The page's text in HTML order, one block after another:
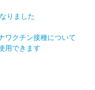
りました
ワクチン接種について
用できます